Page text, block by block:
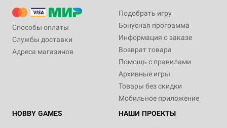
Способы оплаты
Службы доставки
Адреса магазинов
Подобрать игру
Бонусная программа
Информация о заказе
Возврат товара
Помощь с правилами
Архивные игры
Товары без скидки
Мобильное приложение
HOBBY GAMES
НАШИ ПРОЕКТЫ